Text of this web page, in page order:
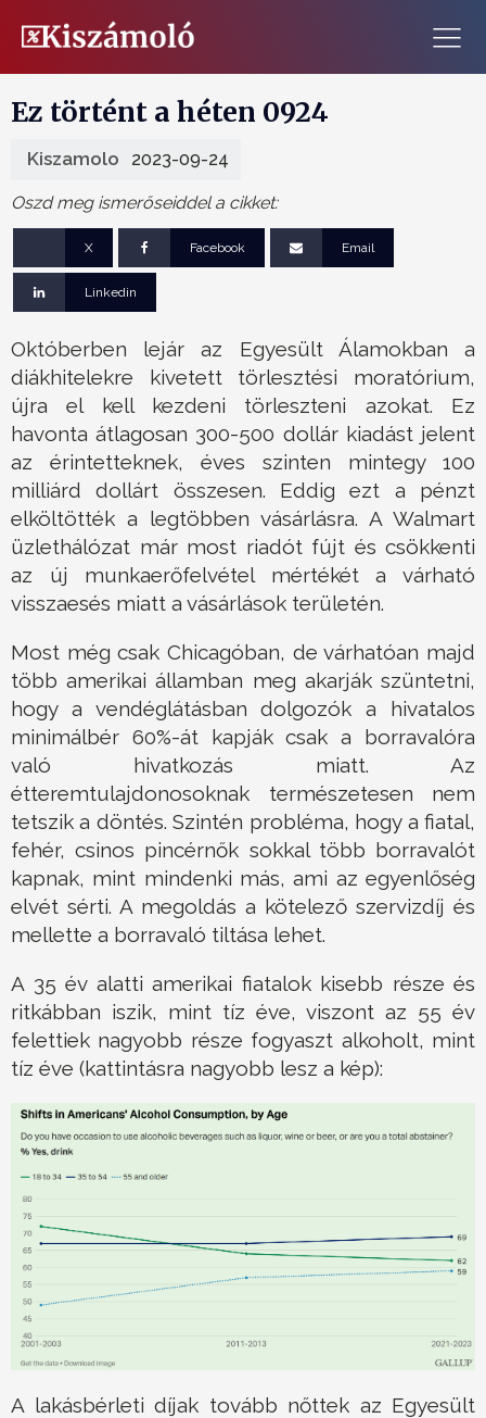
Ez történt a héten 0924
Kiszamolo 2023-09-24
Oszd meg ismerőseiddel a cikket:
X Facebook Email
Linkedin
Októberben lejár az Egyesült Álamokban a
diákhitelekre kivetett törlesztési moratórium,
újra el kell kezdeni törleszteni azokat. Ez
havonta átlagosan 300-500 dollár kiadást jelent
az érintetteknek, éves szinten mintegy 100
milliárd dollárt összesen. Eddig ezt a pénzt
elköltötték a legtöbben vásárlásra. A Walmart
üzlethálózat már most riadót fújt és csökkenti
az új munkaerőfelvétel mértékét a várható
visszaesés miatt a vásárlások területén.
Most még csak Chicagóban, de várhatóan majd
több amerikai államban meg akarják szüntetni,
hogy a vendéglátásban dolgozók a hivatalos
minimálbér 60%-át kapják csak a borravalóra
való hivatkozás miatt. Az
étteremtulajdonosoknak természetesen nem
tetszik a döntés. Szintén probléma, hogy a fiatal,
fehér, csinos pincérnők sokkal több borravalót
kapnak, mint mindenki más, ami az egyenlőség
elvét sérti. A megoldás a kötelező szervizdíj és
mellette a borravaló tiltása lehet.
A 35 év alatti amerikai fiatalok kisebb része és
ritkábban iszik, mint tíz éve, viszont az 55 év
felettiek nagyobb része fogyaszt alkoholt, mint
tíz éve (kattintásra nagyobb lesz a kép):
A lakásbérleti díjak tovább nőttek az Egyesült